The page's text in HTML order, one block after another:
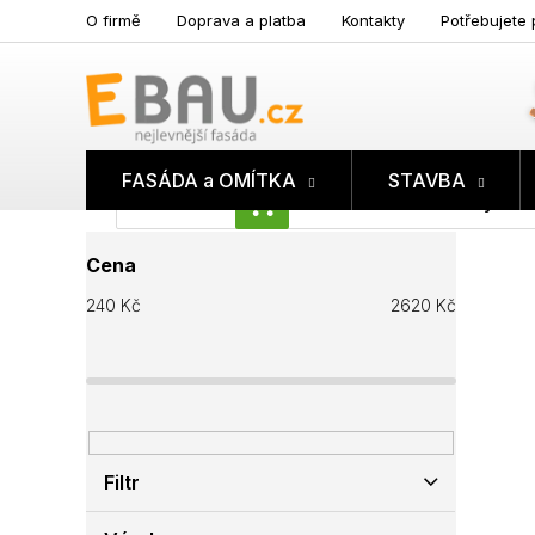
na
O firmě Doprava a platba Kontakty Potřebujete
NÁKUPNÍ
FASÁDA a OMÍTKA STAVBA
o
s
a
n
í
a
Cena
240 Kč 2620 Kč
Filtr